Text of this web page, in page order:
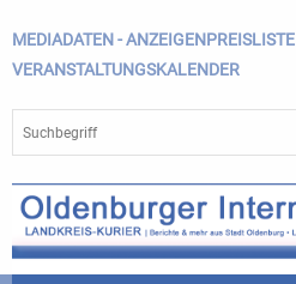
MEDIADATEN - ANZEIGENPREISLISTE
VERANSTALTUNGSKALENDER